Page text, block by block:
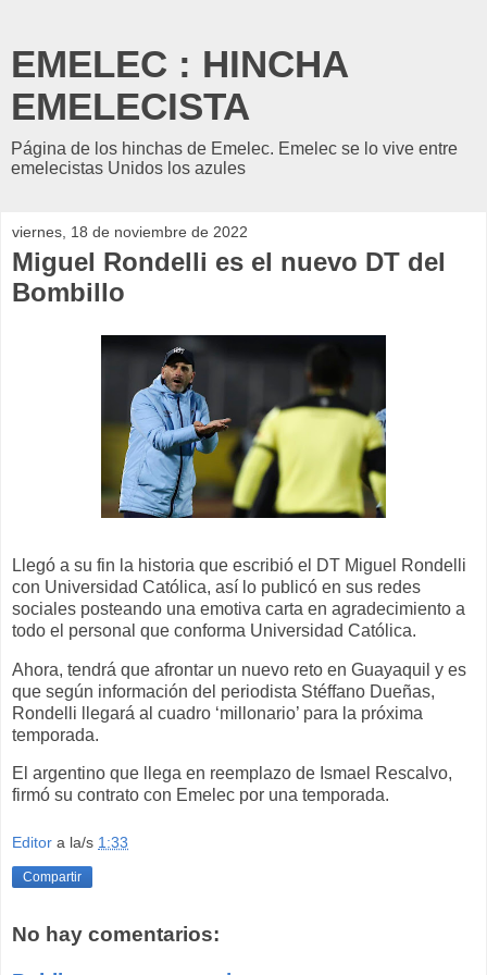
EMELEC : HINCHA
EMELECISTA
Página de los hinchas de Emelec. Emelec se lo vive entre
emelecistas Unidos los azules
viernes, 18 de noviembre de 2022
Miguel Rondelli es el nuevo DT del
Bombillo
Llegó a su fin la historia que escribió el DT Miguel Rondelli
con Universidad Católica, así lo publicó en sus redes
sociales posteando una emotiva carta en agradecimiento a
todo el personal que conforma Universidad Católica.
Ahora, tendrá que afrontar un nuevo reto en Guayaquil y es
que según información del periodista Stéffano Dueñas,
Rondelli llegará al cuadro ‘millonario’ para la próxima
temporada.
El argentino que llega en reemplazo de Ismael Rescalvo,
firmó su contrato con Emelec por una temporada.
Editor a la/s 1:33
Compartir
No hay comentarios: